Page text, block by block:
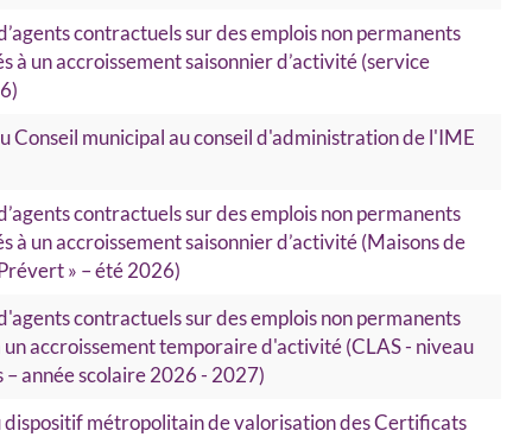
contractuels sur des emplois non permanents
à un accroissement saisonnier d’activité (service
Conseil municipal au conseil d'administration de l'IME
contractuels sur des emplois non permanents
à un accroissement saisonnier d’activité (Maisons de
» – été 2026)
contractuels sur des emplois non permanents
un accroissement temporaire d'activité (CLAS - niveau
année scolaire 2026 - 2027)
dispositif métropolitain de valorisation des Certificats